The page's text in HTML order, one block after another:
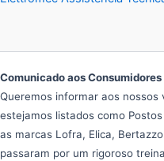
Comunicado aos Consumidores
Queremos informar aos
estejamos listados como
as marcas Lofra, Elica,
passaram por um rigoroso